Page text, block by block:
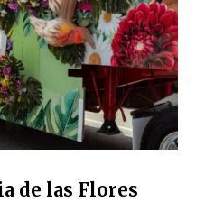
de las Flores